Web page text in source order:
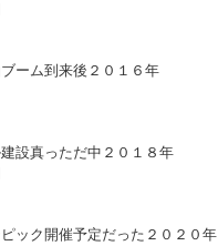
ーム到来後２０１６年
設真っただ中２０１８年
ック開催予定だった２０２０年